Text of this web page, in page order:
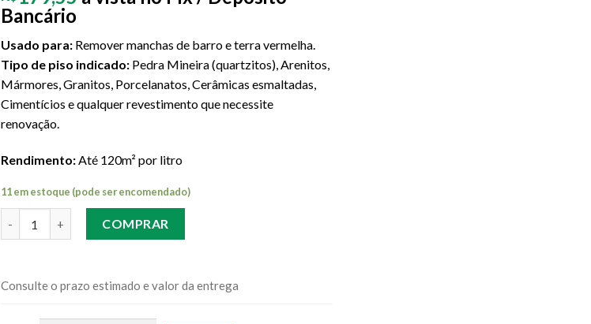
Bancário
Usado para: Remover manchas de barro e terra vermelha.
Tipo de piso indicado: Pedra Mineira (quartzitos), Arenitos,
Mármores, Granitos, Porcelanatos, Cerâmicas esmaltadas,
Cimentícios e qualquer revestimento que necessite
renovação.
Rendimento: Até 120m² por litro
11 em estoque (pode ser encomendado)
COMPRAR
Consulte o prazo estimado e valor da entrega